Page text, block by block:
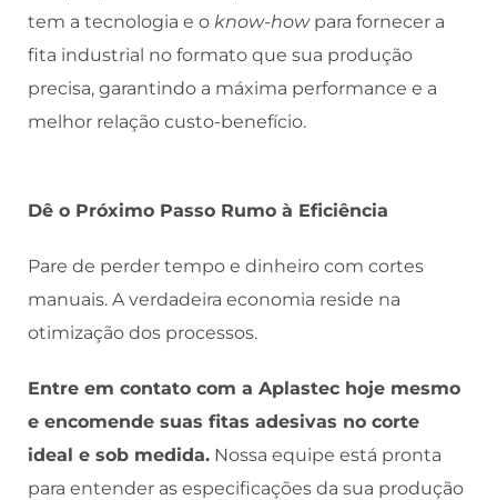
tem a tecnologia e o know-howpara fornecer a
fita industrial no formato que sua produção
precisa, garantindo a máxima performance e a
melhor relação custo-benefício.
Dê o Próximo Passo Rumo à Eficiência
Pare de perder tempo e dinheiro com cortes
manuais. A verdadeira economia reside na
otimização dos processos.
Entre em contato com a Aplastec hoje mesmo
e encomende suas fitas adesivas no corte
ideal e sob medida. Nossa equipe está pronta
para entender as especificações da sua produção